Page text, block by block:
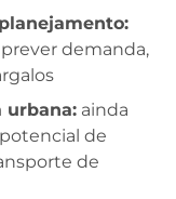
demanda,
urbana: ainda
de
de